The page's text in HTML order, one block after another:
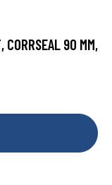
CORRSEAL 90 MM,